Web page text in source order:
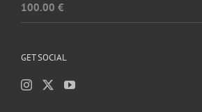
100.00 €
GET SOCIAL